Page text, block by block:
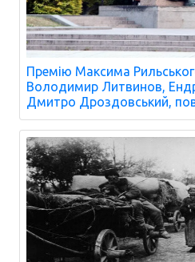
Премію Максима
Володимир Литвинов,
Дмитро Дроздовський,